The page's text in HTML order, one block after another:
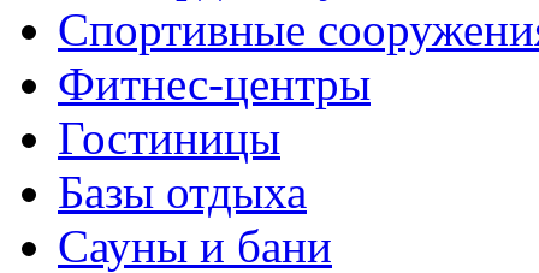
Спортивные
Фитнес-центры
Гостиницы
Базы отдыха
Сауны и бани